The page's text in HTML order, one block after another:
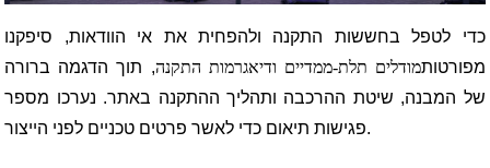
כדי לטפל בחששות התקנה ולהפחית את אי הוודאות, סיפקנו
מפורטותמודלים תלת-ממדיים ודיאגרמות התקנה, תוך הדגמה ברורה
של המבנה, שיטת ההרכבה ותהליך ההתקנה באתר. נערכו מספר
פגישות תיאום כדי לאשר פרטים טכניים לפני הייצור.